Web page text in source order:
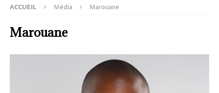
ACCUEIL Média Marouane
Marouane